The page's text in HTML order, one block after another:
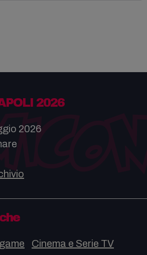
2026
2026
Cinema e Serie TV